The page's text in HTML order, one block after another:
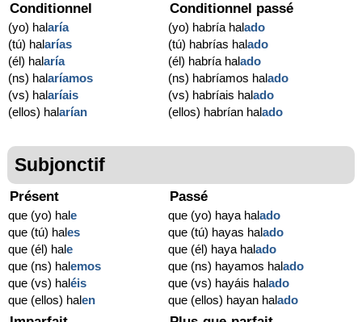
Conditionnel
(yo) halaría
(tú) halarías
(él) halaría
(ns) halaríamos
(vs) halaríais
(ellos) halarían
Conditionnel passé
(yo) habría halado
(tú) habrías halado
(él) habría halado
(ns) habríamos halado
(vs) habríais halado
(ellos) habrían halado
Subjonctif
Présent
que (yo) hale
que (tú) hales
que (él) hale
que (ns) halemos
que (vs) haléis
que (ellos) halen
Passé
que (yo) haya halado
que (tú) hayas halado
que (él) haya halado
que (ns) hayamos halado
que (vs) hayáis halado
que (ellos) hayan halado